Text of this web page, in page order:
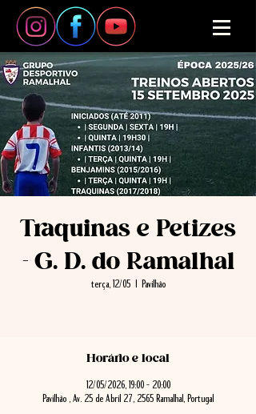
Traquinas e Petizes
- G. D. do Ramalhal
terça, 12/05
  |
Pavilhão
Horário e local
12/05/2026, 19:00 – 20:00
Pavilhão , Av. 25 de Abril 27, 2565 Ramalhal, Portugal